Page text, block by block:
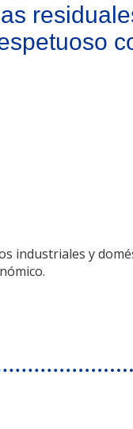
y
Contribución al